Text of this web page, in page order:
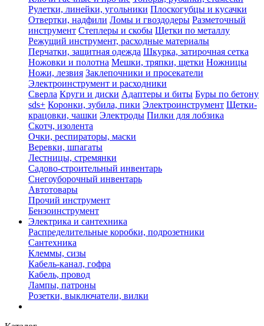
Рулетки, линейки, угольники Плоскогубцы и кусачки
Отвертки, надфили Ломы и гвоздодеры Разметочный
инструмент Степлеры и скобы Щетки по металлу
Режущий инструмент, расходные материалы
Перчатки, защитная одежда Шкурка, затирочная сетка
Ножовки и полотна Мешки, тряпки, щетки Ножницы
Ножи, лезвия Заклепочники и просекатели
Электроинструмент и расходники
Сверла Круги и диски Адаптеры и биты Буры по бетону
sds+ Коронки, зубила, пики Электроинструмент Щетки-
крацовки, чашки Электроды Пилки для лобзика
Скотч, изолента
Очки, респираторы, маски
Веревки, шпагаты
Лестницы, стремянки
Садово-строительный инвентарь
Снегоуборочный инвентарь
Автотовары
Прочий инструмент
Бензоинструмент
Электрика и сантехника
Распределительные коробки, подрозетники
Сантехника
Клеммы, сизы
Кабель-канал, гофра
Кабель, провод
Лампы, патроны
Розетки, выключатели, вилки